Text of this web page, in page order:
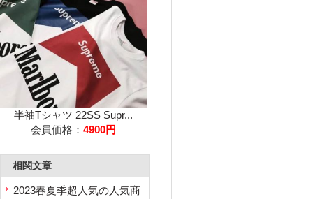
半袖Tシャツ 22SS Supr...
会員価格： 4900円
相関文章
2023春夏季超人気の人気商